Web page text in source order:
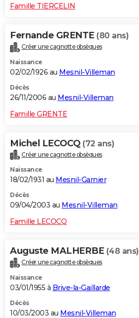
Famille TIERCELIN
Fernande GRENTE (80 ans)
Créer une cagnotte obsèques
Naissance
02/02/1926 au Mesnil-Villeman
Décès
26/11/2006 au Mesnil-Villeman
Famille GRENTE
Michel LECOCQ (72 ans)
Créer une cagnotte obsèques
Naissance
18/02/1931 au Mesnil-Garnier
Décès
09/04/2003 au Mesnil-Villeman
Famille LECOCQ
Auguste MALHERBE (48 ans)
Créer une cagnotte obsèques
Naissance
03/01/1955 à Brive-la-Gaillarde
Décès
10/03/2003 au Mesnil-Villeman